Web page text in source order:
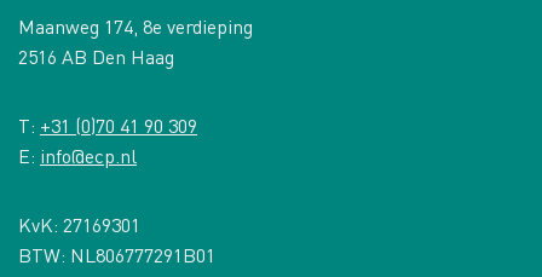
Maanweg 174, 8e verdieping
2516 AB Den Haag
T: +31 (0)70 41 90 309
E: info@ecp.nl
KvK: 27169301
BTW: NL806777291B01